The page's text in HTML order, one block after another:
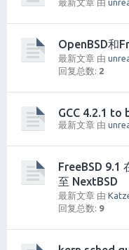
最新文章 由
OpenBSD和
最新文章 由
回复总数: 2
GCC 4.2.1 to
最新文章 由
FreeBSD 9.1
至 NextBSD
最新文章 由
回复总数: 9